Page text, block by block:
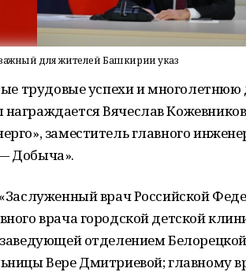
для жителей Башкирии указ
трудовые успехи и многолетнюю
Вячеслав
заместитель главного
Добыча».
врач Российской
врача городской детской
отделением
Вере Дмитриевой; главному